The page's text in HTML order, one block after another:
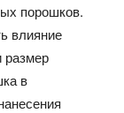
порошков.
влияние
размер
в